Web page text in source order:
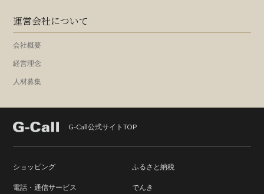
運営会社について
会社概要
経営理念
人材募集
G-Call公式サイトTOP
ショッピング ふるさと納税
電話・通信サービス でんき